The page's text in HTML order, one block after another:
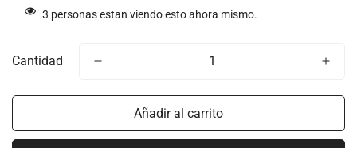
3 personas estan viendo esto ahora mismo.
Cantidad
Añadir al carrito